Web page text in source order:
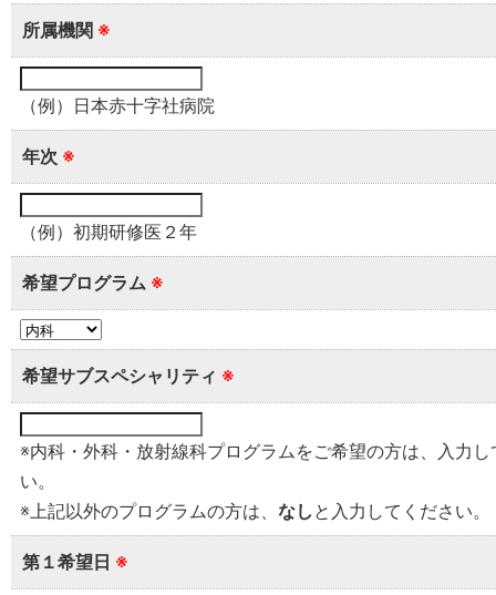
所属機関 ※
（例）日本赤十字社病院
年次 ※
（例）初期研修医２年
希望プログラム ※
希望サブスペシャリティ ※
※内科・外科・放射線科プログラムをご希望の方は、入力し
い。
※上記以外のプログラムの方は、 なし と入力してください。
第１希望日 ※